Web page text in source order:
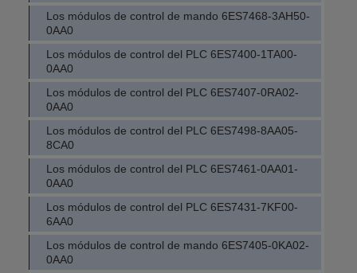
Los módulos de control de mando 6ES7468-3AH50-
0AA0
Los módulos de control del PLC 6ES7400-1TA00-
0AA0
Los módulos de control del PLC 6ES7407-0RA02-
0AA0
Los módulos de control del PLC 6ES7498-8AA05-
8CA0
Los módulos de control del PLC 6ES7461-0AA01-
0AA0
Los módulos de control del PLC 6ES7431-7KF00-
6AA0
Los módulos de control de mando 6ES7405-0KA02-
0AA0